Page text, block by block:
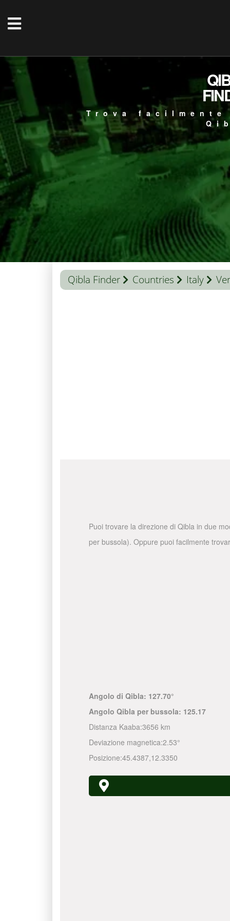
Trova
Qibla Finder Countries Italy
Puoi trovare la direzione di Qibla in due
per bussola). Oppure puoi facilmente
Angolo di Qibla: 127.70°
Angolo Qibla per bussola: 125.17
Distanza Kaaba:3656 km
Deviazione magnetica:2.53°
Posizione:45.4387,12.3350